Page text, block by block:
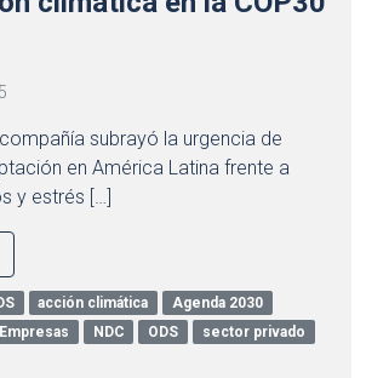
subrayó la urgencia de
en América Latina frente a
y estrés […]
acción climática
Agenda 2030
Empresas NDC ODS
sector privado